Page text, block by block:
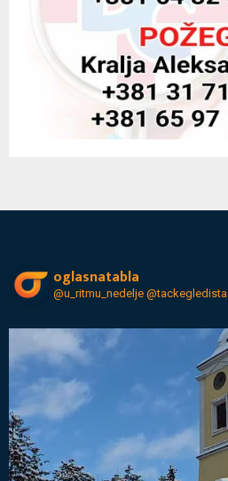
oglasnatabla
@u_ritmu_nedelje @tackegledista